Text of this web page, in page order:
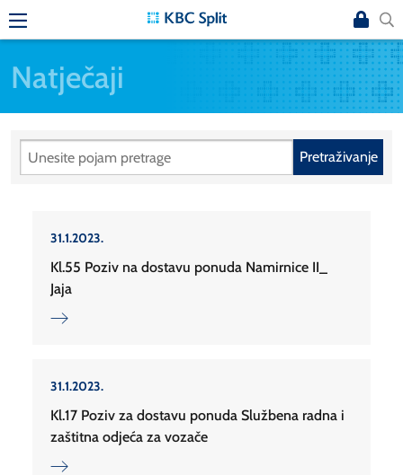
Natječaji
Pretraživanje
31.1.2023.
Kl.55 Poziv na dostavu ponuda Namirnice II_
Jaja
31.1.2023.
Kl.17 Poziv za dostavu ponuda Službena radna i
zaštitna odjeća za vozače